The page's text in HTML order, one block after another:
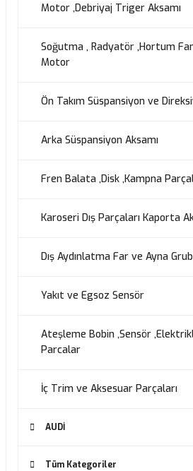
Motor ,Debriyaj Triger Aksamı
Soğutma , Radyatör ,Hortum
Motor
Ön Takım Süspansiyon ve
Arka Süspansiyon Aksamı
Fren Balata ,Disk ,Kampna
Karoseri Dış Parçaları Kaporta
Dış Aydınlatma Far ve Ayna
Yakıt ve Egsoz Sensör
Ateşleme Bobin ,Sensör
Parcalar
İç Trim ve Aksesuar Parçaları
AUDİ
Tüm Kategoriler